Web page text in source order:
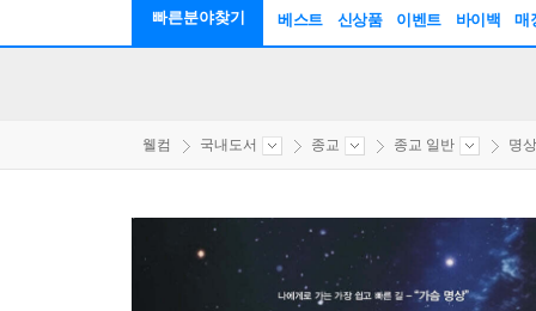
빠른분야찾기 베스트 신상품 이벤트 바이백 매
웰컴 국내도서 종교 종교 일반 명상